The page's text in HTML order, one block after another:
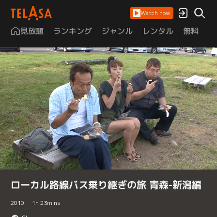
Watch now
見放題 ランキング ジャンル レンタル 無料
ローカル路線バス乗り継ぎの旅 青森-新潟編
2010 1h 23mins